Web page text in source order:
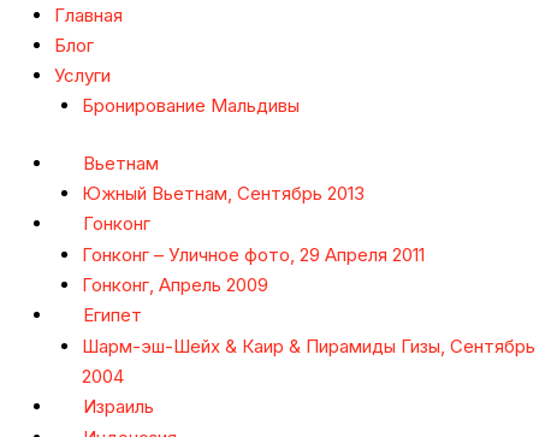
Главная
Блог
Услуги
Бронирование Мальдивы
Вьетнам
Южный Вьетнам, Сентябрь 2013
Гонконг
Гонконг – Уличное фото, 29 Апреля 2011
Гонконг, Апрель 2009
Египет
Шарм-эш-Шейх & Каир & Пирамиды Гизы, Сентябрь
2004
Израиль